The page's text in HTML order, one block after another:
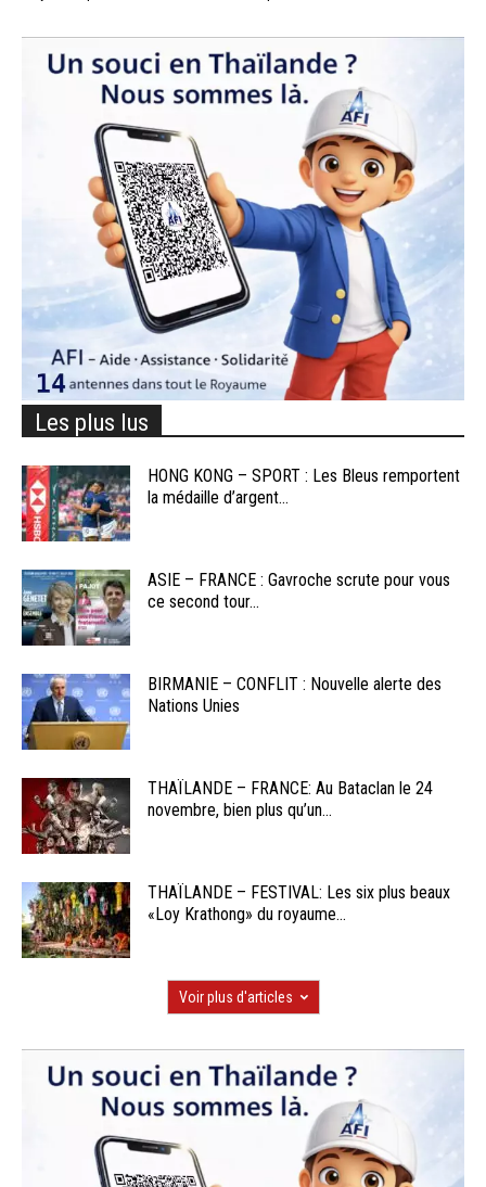
Les plus lus
HONG KONG – SPORT : Les Bleus remportent
la médaille d’argent...
ASIE – FRANCE : Gavroche scrute pour vous
ce second tour...
BIRMANIE – CONFLIT : Nouvelle alerte des
Nations Unies
THAÏLANDE – FRANCE: Au Bataclan le 24
novembre, bien plus qu’un...
THAÏLANDE – FESTIVAL: Les six plus beaux
«Loy Krathong» du royaume...
Voir plus d'articles